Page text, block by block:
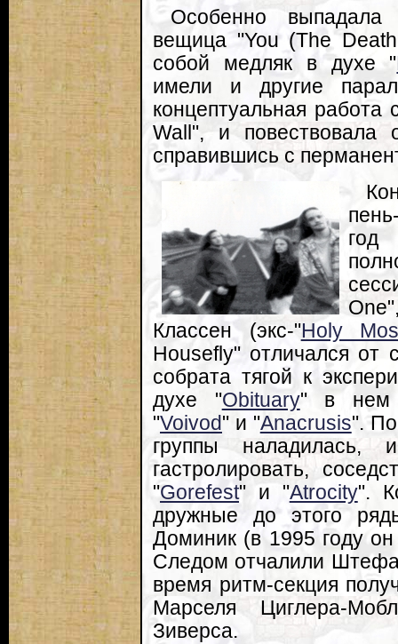
Особенно
вещица "You (The
собой медляк в духе "
имели и другие
концептуальная
Wall", и повествовала
справившись с
год
Классен (экс-"Holy
Housefly" отличался от
собрата тягой к
духе "Obituary" в нем
"Voivod" и "Anacrusis".
группы наладилась,
гастролировать,
"Gorefest" и "Atrocity".
дружные до этого
Доминик (в 1995 году
Следом отчалили
время ритм-секция
Марселя Циглера-
Зиверса.